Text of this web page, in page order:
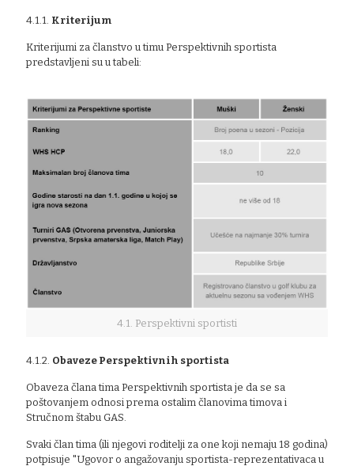
4.1.1. Kriterijum
Kriterijumi za članstvo u timu Perspektivnih sportista
predstavljeni su u tabeli:
4.1. Perspektivni sportisti
4.1.2. Obaveze Perspektivnih sportista
Obaveza člana tima Perspektivnih sportista je da se sa
poštovanjem odnosi prema ostalim članovima timova i
Stručnom štabu GAS.
Svaki član tima (ili njegovi roditelji za one koji nemaju 18 godina)
potpisuje "Ugovor o angažovanju sportista-reprezentativaca u